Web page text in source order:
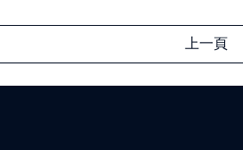
上一頁